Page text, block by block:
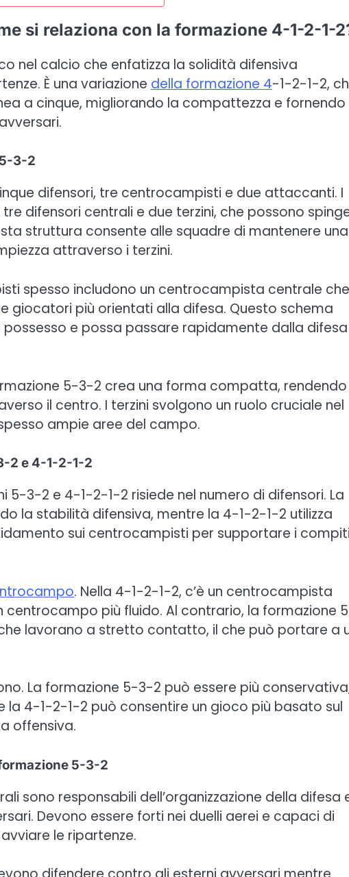
si relaziona con la formazione 4-1-2-1-
nel calcio che enfatizza la solidità difensiva
È una variazione della formazione 4-1-2-1-2,
a cinque, migliorando la compattezza e fornendo
3-2
difensori, tre centrocampisti e due attaccanti. I
difensori centrali e due terzini, che possono
struttura consente alle squadre di mantenere una
attraverso i terzini.
spesso includono un centrocampista centrale che
giocatori più orientati alla difesa. Questo schema
e possa passare rapidamente dalla difesa
5-3-2 crea una forma compatta, rendendo
il centro. I terzini svolgono un ruolo cruciale nel
ampie aree del campo.
2 e 4-1-2-1-2
5-3-2 e 4-1-2-1-2 risiede nel numero di difensori.
la stabilità difensiva, mentre la 4-1-2-1-2 utilizza
sui centrocampisti per supportare i
. Nella 4-1-2-1-2, c’è un centrocampista
centrocampo più fluido. Al contrario, la formazione
lavorano a stretto contatto, il che può portare a
La formazione 5-3-2 può essere più
la 4-1-2-1-2 può consentire un gioco più basato sul
offensiva.
5-3-2
sono responsabili dell’organizzazione della difesa
Devono essere forti nei duelli aerei e capaci di
le ripartenze.